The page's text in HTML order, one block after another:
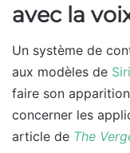
avec la
Un système de
aux modèles de Siri
faire son
concerner les
article de The